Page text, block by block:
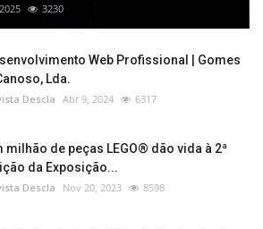
3230
Web Profissional | Gomes
Lda.
Descla Abr 9, 2024 6317
milhão de peças LEGO® dão vida à 2ª
da Exposição...
Descla Nov 20, 2023 8598